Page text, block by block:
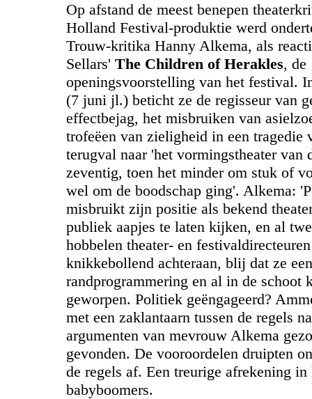
Op afstand de meest benepen
Holland Festival-produktie werd
Trouw-kritika Hanny Alkema, als
Sellars' The Children of Herakles, de
openingsvoorstelling van het festival.
(7 juni jl.) beticht ze de regisseur van
effectbejag, het misbruiken van
trofeëen van zieligheid in een tragedie
terugval naar 'het vormingstheater van
zeventig, toen het minder om stuk of
wel om de boodschap ging'. Alkema:
misbruikt zijn positie als bekend
publiek aapjes te laten kijken, en al
hobbelen theater- en
knikkebollend achteraan, blij dat ze
randprogrammering en al in de schoot
geworpen. Politiek geëngageerd?
met een zaklantaarn tussen de regels
argumenten van mevrouw Alkema
gevonden. De vooroordelen druipten
de regels af. Een treurige afrekening
babyboomers.